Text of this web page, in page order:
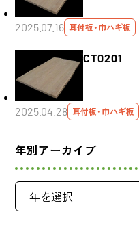
2025.07.16 耳付板・巾ハギ板
CT0201
2025.04.28 耳付板・巾ハギ板
年別アーカイブ